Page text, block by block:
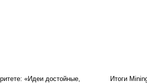
«Идеи достойные,
Итоги